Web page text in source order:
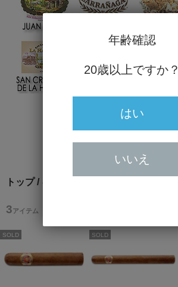
トップ/ キューバ産葉巻
3アイテム
SOLD SOLD
年齢確認
20歳以上ですか？
はい
いいえ